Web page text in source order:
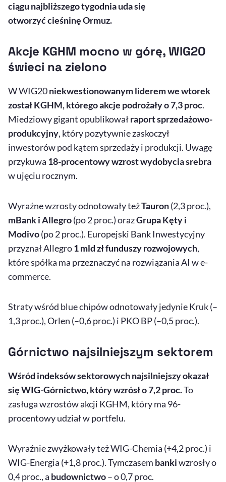
ciągu najbliższego tygodnia uda się
otworzyć cieśninę Ormuz.
Akcje KGHM mocno w górę, WIG20
świeci na zielono
W WIG20niekwestionowanym liderem we wtorek
został KGHM, którego akcje podrożały o 7,3 proc.
Miedziowy gigant opublikowałraport sprzedażowo-
produkcyjny, który pozytywnie zaskoczył
inwestorów pod kątem sprzedaży i produkcji. Uwagę
przykuwa 18-procentowy wzrost wydobycia srebra
w ujęciu rocznym.
Wyraźne wzrosty odnotowały teżTauron(2,3 proc.),
mBank i Allegro(po 2 proc.) orazGrupa Kęty i
Modivo(po 2 proc.). Europejski Bank Inwestycyjny
przyznał Allegro1 mld zł funduszy rozwojowych,
które spółka ma przeznaczyć na rozwiązaniaAI we-
commerce.
Straty wśród bluechipów odnotowały jedynie Kruk (–
1,3 proc.), Orlen (–0,6 proc.) i PKO BP (–0,5 proc.).
Górnictwo najsilniejszym sektorem
Wśród indeksów sektorowych najsilniejszy okazał
się WIG-Górnictwo, który wzrósł o 7,2 proc.To
zasługa wzrostów akcji KGHM, który ma 96-
procentowy udział w portfelu.
Wyraźnie zwyżkowały też WIG-Chemia (+4,2 proc.) i
WIG-Energia (+1,8 proc.). Tymczasem bankiwzrosły o
0,4 proc., a budownictwo– o 0,7 proc.